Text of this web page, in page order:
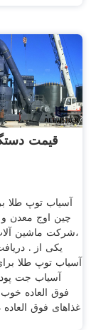
قیمت
آسیاب توپ طلا
چین اوج معدن
شرکت ماشین
آسیاب توپ طلا
آسیاب جت
فوق العاده خوب
غذاهای فوق